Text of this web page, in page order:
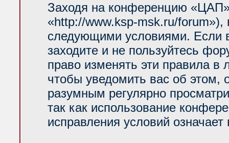
Заходя на конференцию
«http://www.ksp-msk.ru/forum»),
следующими условиями. Если
заходите и не пользуйтесь
право изменять эти правила
чтобы уведомить вас об
разумным регулярно
так как использование
исправления условий